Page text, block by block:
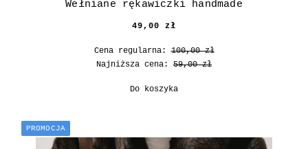
Wełniane rękawiczki handmade
49,00 zł
Cena regularna:100,00 zł
Najniższa cena: 59,00 zł
Do koszyka
PROMOCJA